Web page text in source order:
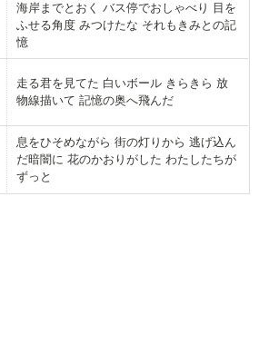
海岸までとおく バス停でおしゃべり 目を
ふせる角度 みつけたな それもきみとの記
憶
走る君を見てた 白いボール きらきら 放
物線描いて 記憶の奥へ飛んだ
息をひそめながら 街の灯りから 逃げ込ん
だ暗闇に 花のかおりがした わたしたちが
ずっと